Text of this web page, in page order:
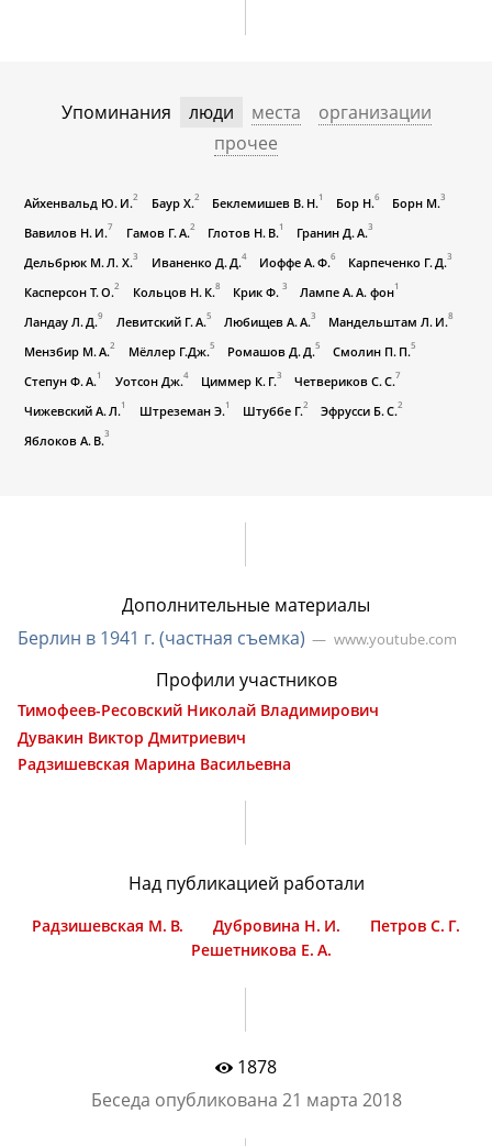
Упоминания люди места
организации
прочее
Айхенвальд Ю. И.2 Баур Х.2 Беклемишев В. Н.1 Бор Н.6 Борн М.3
Вавилов Н. И.7 Гамов Г. А.2 Глотов Н. В.1 Гранин Д. А.3
Дельбрюк М. Л. Х.3 Иваненко Д. Д.4 Иоффе А. Ф.6 Карпеченко Г. Д.3
Касперсон Т. О.2 Кольцов Н. К.8 Крик Ф. 3 Лампе А. А. фон1
Ландау Л. Д.9 Левитский Г. А.5 Любищев А. А.3 Мандельштам Л. И.8
Мензбир М. А.2 Мёллер Г.Дж.5 Ромашов Д. Д.5 Смолин П. П.5
Степун Ф. А. 1 Уотсон Дж.4 Циммер К. Г.3 Четвериков С. С.7
Чижевский А. Л. 1 Штреземан Э. 1 Штуббе Г. 2 Эфрусси Б. С. 2
Яблоков А. В.3
Дополнительные материалы
Берлин в 1941 г. (частная съемка)
www.youtube.com
Профили участников
Тимофеев-Ресовский Николай Владимирович
Дувакин Виктор Дмитриевич
Радзишевская Марина Васильевна
Над публикацией работали
Радзишевская М. В. Дубровина Н. И.
Петров С. Г.
Решетникова Е. А.
1878
Беседа опубликована 21 марта 2018